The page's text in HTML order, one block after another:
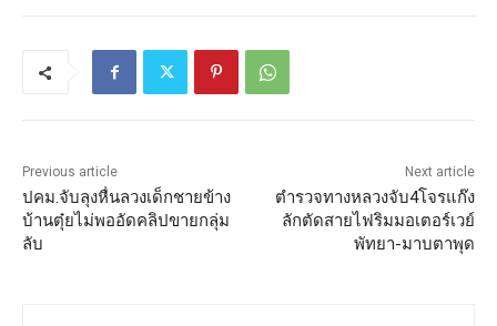
Previous article
ปคม.จับลุงหื่นลวงเด็กชายข้าง
บ้านตุ๋ยไม่พออัดคลิปขายกลุ่ม
ลับ
Next article
ตำรวจทางหลวงจับ4โจรแก๊ง
ลักตัดสายไฟริมมอเตอร์เวย์
พัทยา-มาบตาพุด